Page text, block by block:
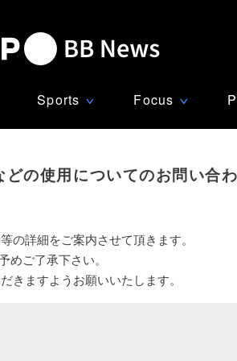
Sports ∨ Focus ∨
どの使用についてのお問い合
の詳細をご案内させて頂きます。
めご了承下さい。
きますようお願いいたします。